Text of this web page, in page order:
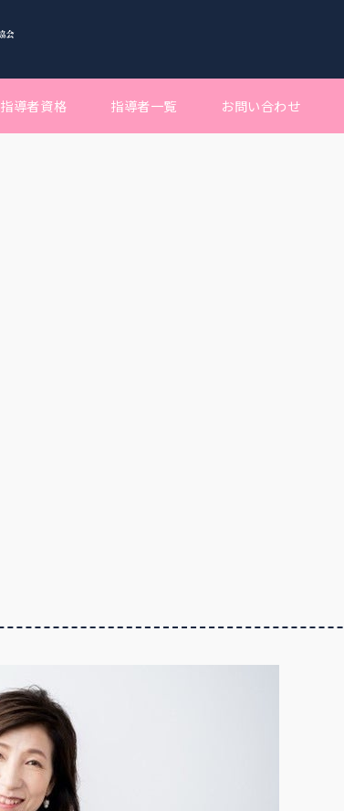
指導者資格 指導者一覧 お問い合わせ